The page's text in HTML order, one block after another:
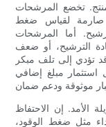
تخضع المرشحات
صارمة لقياس ضغط
أما المرشحات
الترشيح، أو ضعف
تؤدي إلى تلف مبكر
مبلغ إضافي
الأمد. إن الاحتفاظ
مثل ضغط الوقود،